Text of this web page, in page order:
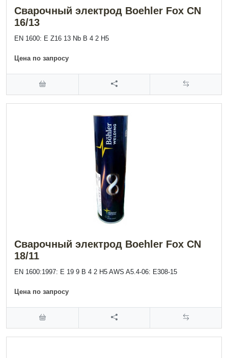
Сварочный электрод Boehler Fox CN
16/13
EN 1600: E Z16 13 Nb B 4 2 H5
Цена по запросу
Сварочный электрод Boehler Fox CN
18/11
EN 1600:1997: E 19 9 B 4 2 H5 AWS A5.4-06: E308-15
Цена по запросу